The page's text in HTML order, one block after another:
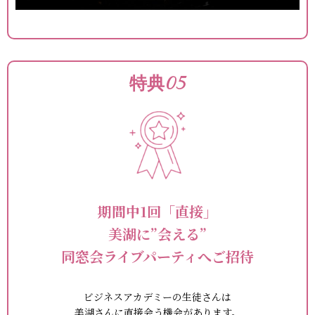
特典05
期間中1回「直接」
美湖に”会える”
同窓会ライブパーティへご招待
ビジネスアカデミーの生徒さんは